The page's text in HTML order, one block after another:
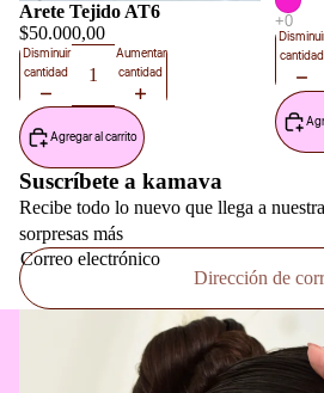
Arete Tejido AT6
$50.000,00
Disminuir
cantidad
Aumentar
cantidad
Agregar al carrito
cantidad
Suscríbete a kamava
Recibe todo lo nuevo que llega a
sorpresas más
Correo electrónico